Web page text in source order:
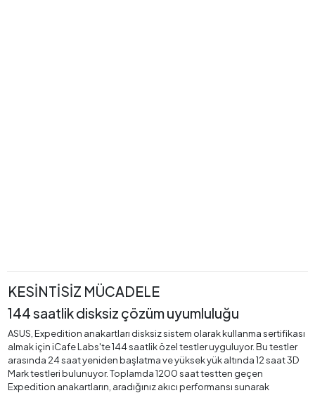
KESİNTİSİZ MÜCADELE
144 saatlik disksiz çözüm uyumluluğu
ASUS, Expedition anakartları disksiz sistem olarak kullanma sertifikası
almak için iCafe Labs'te 144 saatlik özel testler uyguluyor. Bu testler
arasında 24 saat yeniden başlatma ve yüksek yük altında 12 saat 3D
Mark testleri bulunuyor. Toplamda 1200 saat testten geçen
Expedition anakartların, aradığınız akıcı performansı sunarak